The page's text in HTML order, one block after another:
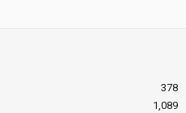
378
1,089